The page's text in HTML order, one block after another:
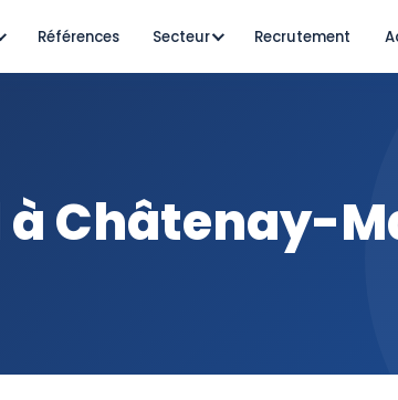
Références Secteur Recrutement
Châtenay-